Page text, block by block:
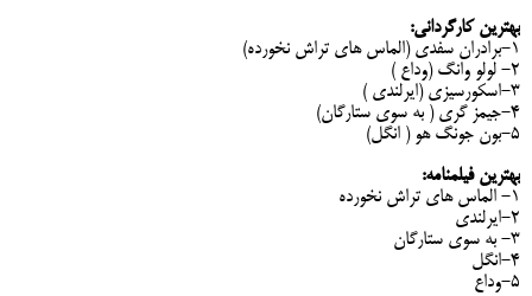
بهترین کارگردانی:
۱-برادران سفدی (الماس های تراش نخورده)
۲- لولو وانگ (وداع )
۳-اسکورسیزی (ایرلندی )
۴-جیمز گری ( به سوی ستارگان)
۵-بون جونگ هو ( انگل)
بهترین فیلمنامه:
۱- الماس های تراش نخورده
۲-ایرلندی
۳- به سوی ستارگان
۴-انگل
۵-وداع